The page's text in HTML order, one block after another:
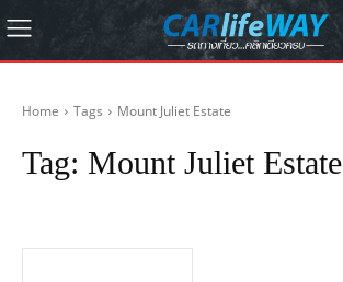
Home Tags Mount Juliet Estate
Tag: Mount Juliet Estate